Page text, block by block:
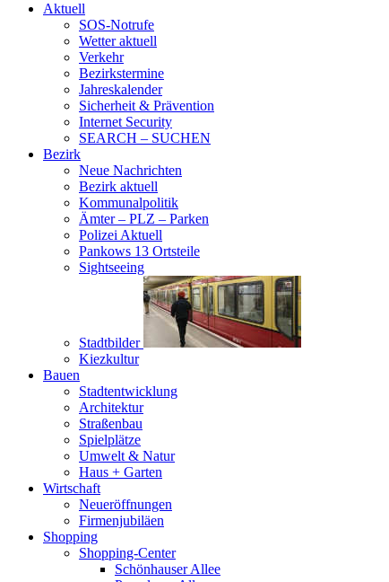
Aktuell
SOS-Notrufe
Wetter aktuell
Verkehr
Bezirkstermine
Jahreskalender
Sicherheit & Prävention
Internet Security
SEARCH – SUCHEN
Bezirk
Neue Nachrichten
Bezirk aktuell
Kommunalpolitik
Ämter – PLZ – Parken
Polizei Aktuell
Pankows 13 Ortsteile
Sightseeing
Stadtbilder
Kiezkultur
Bauen
Stadtentwicklung
Architektur
Straßenbau
Spielplätze
Umwelt & Natur
Haus + Garten
Wirtschaft
Neueröffnungen
Firmenjubiläen
Shopping
Shopping-Center
Schönhauser Allee